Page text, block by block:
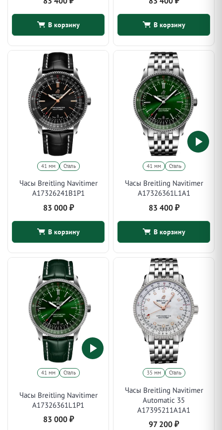
В корзину В корзину
41 мм Сталь
Часы Breitling Navitimer
A17326241B1P1
83 000 ₽
В корзину
41 мм Сталь
Часы Breitling Navitimer
A17326361L1A1
83 400 ₽
В корзину
41 мм Сталь
Часы Breitling Navitimer
A17326361L1P1
83 000 ₽
35 мм Сталь
Часы Breitling Navitimer
Automatic 35
A17395211A1A1
97 200 ₽